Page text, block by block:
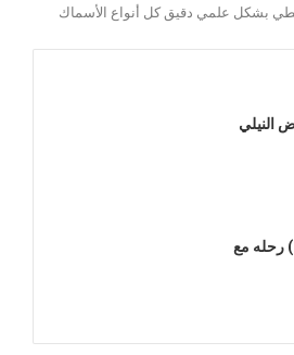
بشكل علمي دقيق كل أنواع الأسماك
النيلي
والأصداف البحريه (1) رحله مع